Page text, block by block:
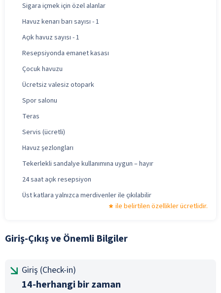
Sigara içmek için özel alanlar
Havuz kenarı barı sayısı - 1
Açık havuz sayısı - 1
Resepsiyonda emanet kasası
Çocuk havuzu
Ücretsiz valesiz otopark
Spor salonu
Teras
Servis (ücretli)
Havuz şezlongları
Tekerlekli sandalye kullanımına uygun – hayır
24 saat açık resepsiyon
Üst katlara yalnızca merdivenler ile çıkılabilir
ile belirtilen özellikler ücretlidir.
Giriş-Çıkış ve Önemli Bilgiler
Giriş (Check-in)
14-herhangi bir zaman